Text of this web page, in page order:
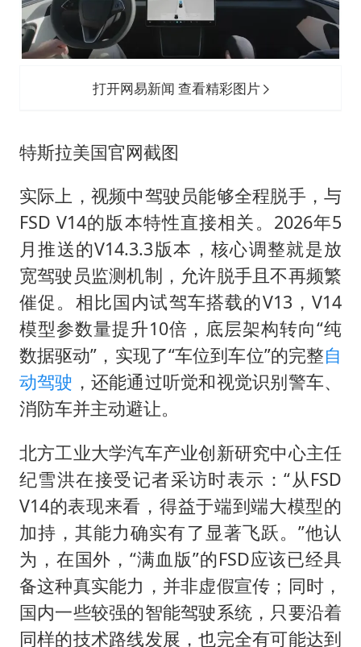
打开网易新闻 查看精彩图片
特斯拉美国官网截图
实际上，视频中驾驶员能够全程脱手，与
FSD V14的版本特性直接相关。2026年5
月推送的V14.3.3版本，核心调整就是放
宽驾驶员监测机制，允许脱手且不再频繁
催促。相比国内试驾车搭载的V13，V14
模型参数量提升10倍，底层架构转向“纯
数据驱动”，实现了“车位到车位”的完整自
动驾驶 ，还能通过听觉和视觉识别警车、
消防车并主动避让。
北方工业大学汽车产业创新研究中心主任
纪雪洪在接受记者采访时表示：“从FSD
V14的表现来看，得益于端到端大模型的
加持，其能力确实有了显著飞跃。”他认
为，在国外，“满血版”的FSD应该已经具
备这种真实能力，并非虚假宣传；同时，
国内一些较强的智能驾驶系统，只要沿着
同样的技术路线发展，也完全有可能达到